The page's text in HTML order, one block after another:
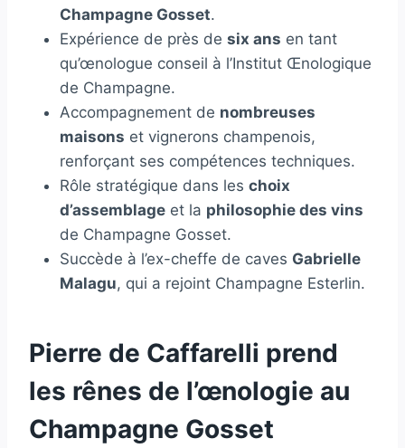
Champagne Gosset.
Expérience de près de six ans en tant
qu’œnologue conseil à l’Institut Œnologique
de Champagne.
Accompagnement de nombreuses
maisons et vignerons champenois,
renforçant ses compétences techniques.
Rôle stratégique dans les choix
d’assemblage et la philosophie des vins
de Champagne Gosset.
Succède à l’ex-cheffe de caves Gabrielle
Malagu, qui a rejoint Champagne Esterlin.
Pierre de Caffarelli prend
les rênes de l’œnologie au
Champagne Gosset